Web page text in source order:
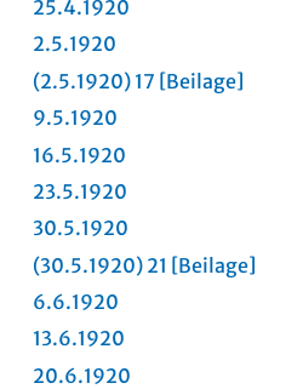
25.4.1920
2.5.1920
(2.5.1920) 17 [Beilage]
9.5.1920
16.5.1920
23.5.1920
30.5.1920
(30.5.1920) 21 [Beilage]
6.6.1920
13.6.1920
20.6.1920